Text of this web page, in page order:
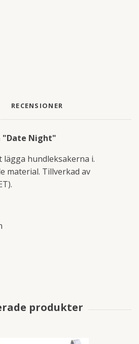
RECENSIONER
"Date Night"
lägga hundleksakerna i.
material. Tillverkad av